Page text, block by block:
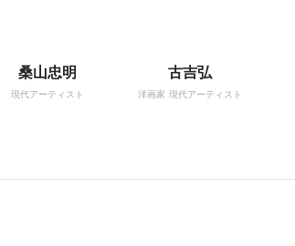
桑山忠明
現代アーティスト
古吉弘
洋画家 現代アーティスト